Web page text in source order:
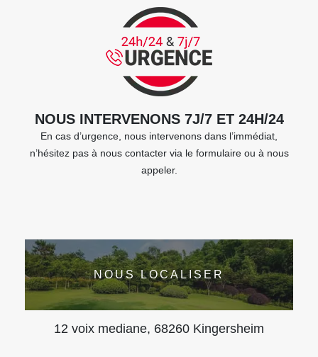
NOUS INTERVENONS 7J/7 ET 24H/24
En cas d’urgence, nous intervenons dans l’immédiat,
n’hésitez pas à nous contacter via le formulaire ou à nous
appeler.
NOUS LOCALISER
12 voix mediane, 68260 Kingersheim